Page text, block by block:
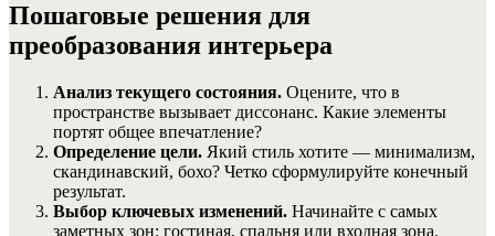
Пошаговые решения для
преобразования интерьера
Анализ текущего состояния. Оцените, что в
пространстве вызывает диссонанс. Какие элементы
портят общее впечатление?
Определение цели. Який стиль хотите — минимализм,
скандинавский, бохо? Четко сформулируйте конечный
результат.
Выбор ключевых изменений. Начинайте с самых
заметных зон: гостиная, спальня или входная зона.